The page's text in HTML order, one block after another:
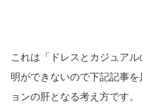
これは「ドレスとカジュア
明ができないので下記記事
ョンの肝となる考え方です。